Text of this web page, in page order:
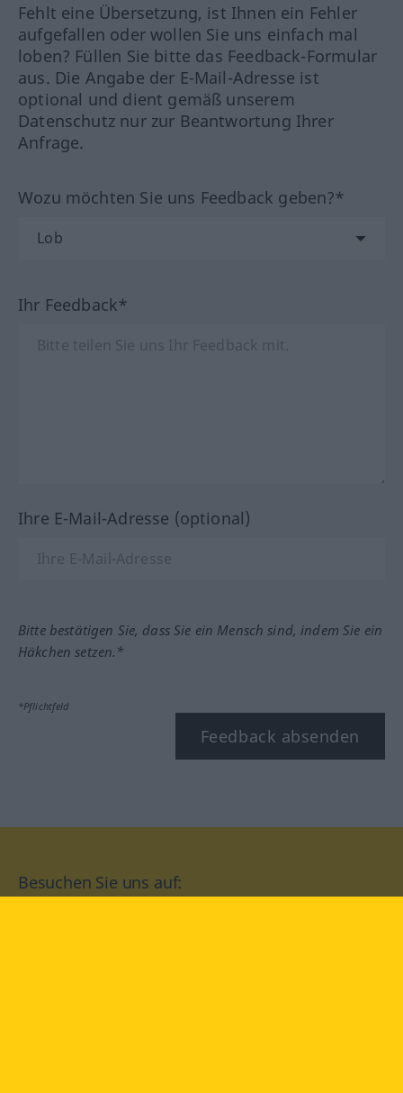
Fehlt eine Übersetzung, ist Ihnen ein Fehler
aufgefallen oder wollen Sie uns einfach mal
loben? Füllen Sie bitte das Feedback-Formular
aus. Die Angabe der E-Mail-Adresse ist
optional und dient gemäß unserem
Datenschutz nur zur Beantwortung Ihrer
Anfrage.
Wozu möchten Sie uns Feedback geben?*
Ihr Feedback*
Ihre E-Mail-Adresse (optional)
Bitte bestätigen Sie, dass Sie ein Mensch sind, indem Sie ein
Häkchen setzen.*
*Pflichtfeld
Feedback absenden
Besuchen Sie uns auf: